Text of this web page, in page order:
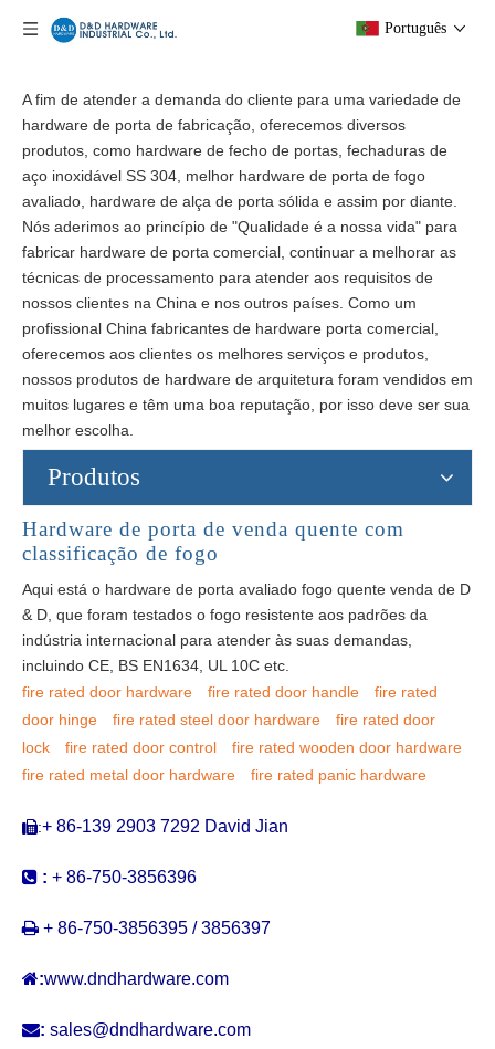
Português
A fim de atender a demanda do cliente para uma variedade de
hardware de porta de fabricação, oferecemos diversos
produtos, como hardware de fecho de portas, fechaduras de
aço inoxidável SS 304, melhor hardware de porta de fogo
avaliado, hardware de alça de porta sólida e assim por diante.
Nós aderimos ao princípio de "Qualidade é a nossa vida" para
fabricar hardware de porta comercial, continuar a melhorar as
técnicas de processamento para atender aos requisitos de
nossos clientes na China e nos outros países. Como um
profissional China fabricantes de hardware porta comercial,
oferecemos aos clientes os melhores serviços e produtos,
nossos produtos de hardware de arquitetura foram vendidos em
muitos lugares e têm uma boa reputação, por isso deve ser sua
melhor escolha.
Produtos
Hardware de porta de venda quente com
classificação de fogo
Aqui está o hardware de porta avaliado fogo quente venda de D
& D, que foram testados o fogo resistente aos padrões da
indústria internacional para atender às suas demandas,
incluindo CE, BS EN1634, UL 10C etc.
fire rated door hardware
fire rated door handle
fire rated
door hinge
fire rated steel door hardware
fire rated door
lock
fire rated door control
fire rated wooden door hardware
fire rated metal door hardware
fire rated panic hardware
:+ 86-139 2903 7292 David Jian
 : + 86-750-3856396
 + 86-750-3856395 / 3856397
:www.dndhardware.com
: sales@dndhardware.com